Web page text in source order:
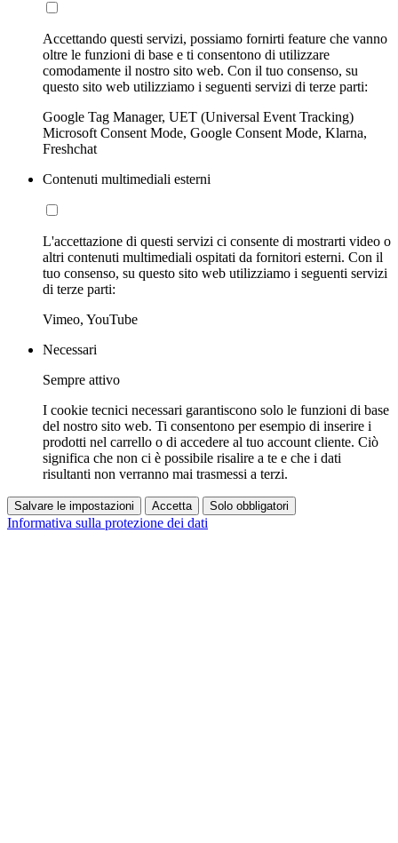
Accettando questi servizi, possiamo fornirti feature che vanno
oltre le funzioni di base e ti consentono di utilizzare
comodamente il nostro sito web. Con il tuo consenso, su
questo sito web utilizziamo i seguenti servizi di terze parti:
Google Tag Manager, UET (Universal Event Tracking)
Microsoft Consent Mode, Google Consent Mode, Klarna,
Freshchat
Contenuti multimediali esterni
L'accettazione di questi servizi ci consente di mostrarti video o
altri contenuti multimediali ospitati da fornitori esterni. Con il
tuo consenso, su questo sito web utilizziamo i seguenti servizi
di terze parti:
Vimeo, YouTube
Necessari
Sempre attivo
I cookie tecnici necessari garantiscono solo le funzioni di base
del nostro sito web. Ti consentono per esempio di inserire i
prodotti nel carrello o di accedere al tuo account cliente. Ciò
significa che non ci è possibile risalire a te e che i dati
risultanti non verranno mai trasmessi a terzi.
Salvare le impostazioni Accetta Solo obbligatori
Informativa sulla protezione dei dati